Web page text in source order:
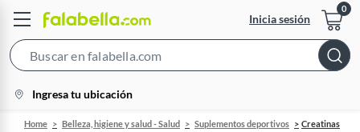
Inicia sesión
Bar
location-
icon
Ingresa tu ubicación
Home Belleza, higiene y salud - Salud Suplementos deportivos Creatinas